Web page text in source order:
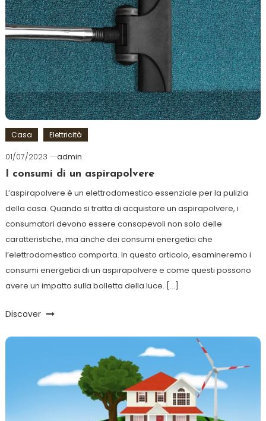
Casa Elettricità
01/07/2023
admin
I consumi di un aspirapolvere
L’aspirapolvere è un elettrodomestico essenziale per la pulizia
della casa. Quando si tratta di acquistare un aspirapolvere, i
consumatori devono essere consapevoli non solo delle
caratteristiche, ma anche dei consumi energetici che
l’elettrodomestico comporta. In questo articolo, esamineremo i
consumi energetici di un aspirapolvere e come questi possono
avere un impatto sulla bolletta della luce. […]
Discover